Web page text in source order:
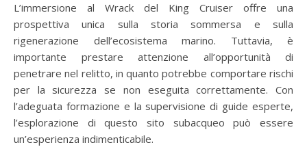
L’immersione al Wrack del King Cruiser offre una
prospettiva unica sulla storia sommersa e sulla
rigenerazione dell’ecosistema marino. Tuttavia, è
importante prestare attenzione all’opportunità di
penetrare nel relitto, in quanto potrebbe comportare rischi
per la sicurezza se non eseguita correttamente. Con
l’adeguata formazione e la supervisione di guide esperte,
l’esplorazione di questo sito subacqueo può essere
un’esperienza indimenticabile.